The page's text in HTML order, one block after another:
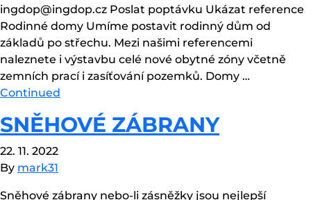
ingdop@ingdop.cz Poslat poptávku Ukázat reference
Rodinné domy Umíme postavit rodinný dům od
základů po střechu. Mezi našimi referencemi
naleznete i výstavbu celé nové obytné zóny včetně
zemních prací i zasíťování pozemků. Domy …
Continued
SNĚHOVÉ ZÁBRANY
22. 11. 2022
By mark31
Sněhové zábrany nebo-li zásněžky jsou nejlepší